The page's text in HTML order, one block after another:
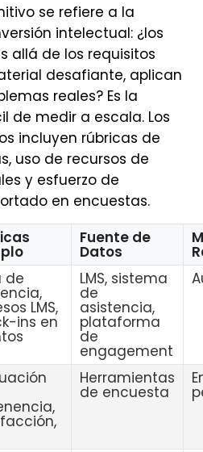
se refiere a la
intelectual: ¿los
allá de los requisitos
desafiante, aplican
reales? Es la
de medir a escala. Los
incluyen rúbricas de
uso de recursos de
y esfuerzo de
en encuestas.
Fuente de
Datos
de
LMS,
ins en
LMS, sistema
de
asistencia,
plataforma
de
engagement
Herramientas
de encuesta